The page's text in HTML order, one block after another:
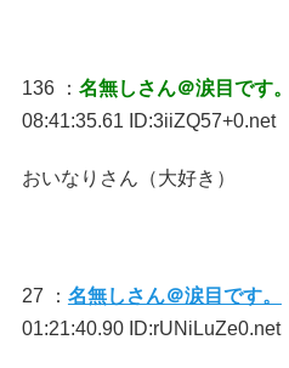
136 ： 名無しさん＠涙目です。
08:41:35.61 ID:3iiZQ57+0.net
おいなりさん（大好き）
27 ： 名無しさん＠涙目です。
01:21:40.90 ID:rUNiLuZe0.net